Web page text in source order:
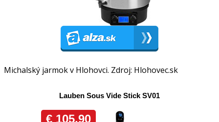
Michalský jarmok v Hlohovci. Zdroj: Hlohovec.sk